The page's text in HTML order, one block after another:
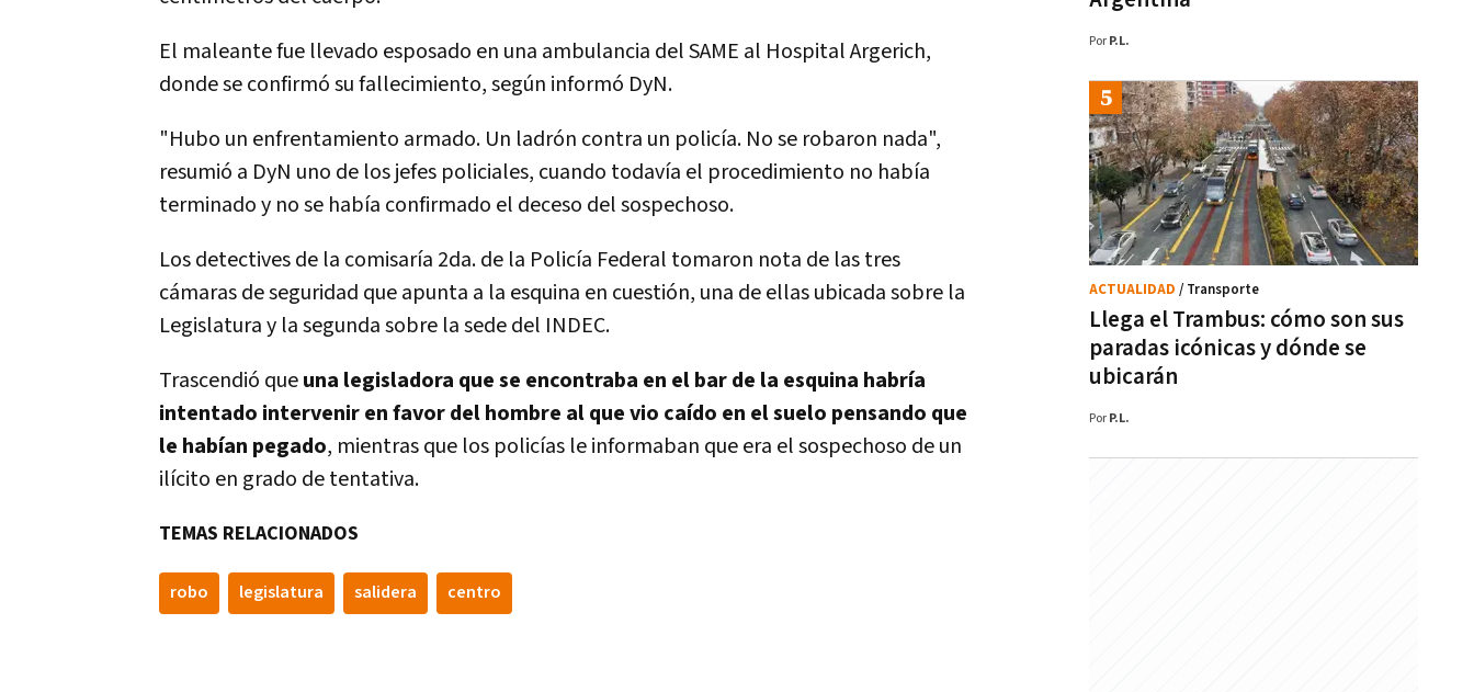
El maleante fue llevado esposado en una ambulancia del SAME al Hospital Argerich,
donde se confirmó su fallecimiento, según informó DyN.
"Hubo un enfrentamiento armado. Un ladrón contra un policía. No se robaron nada",
resumió a DyN uno de los jefes policiales, cuando todavía el procedimiento no había
terminado y no se había confirmado el deceso del sospechoso.
Los detectives de la comisaría 2da. de la Policía Federal tomaron nota de las tres
cámaras de seguridad que apunta a la esquina en cuestión, una de ellas ubicada sobre la
Legislatura y la segunda sobre la sede del INDEC.
Trascendió queuna legisladora que se encontraba en el bar de la esquina habría
intentado intervenir en favor del hombre al que vio caído en el suelo pensando que
le habían pegado, mientras que los policías le informaban que era el sospechoso de un
ilícito en grado de tentativa.
TEMAS RELACIONADOS
robo legislatura salidera centro
Por P.L.
Llega el Trambus: cómo son sus
paradas icónicas y dónde se
ubicarán
ACTUALIDAD / Transporte
Por P.L.